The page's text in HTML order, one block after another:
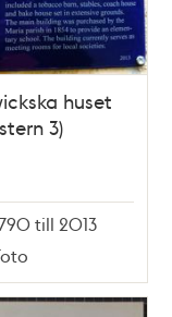
huset
3)
till 2013